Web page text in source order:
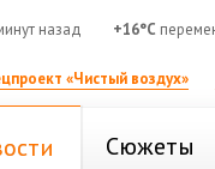
назад +16°C
«Чистый воздух»
Сюжеты